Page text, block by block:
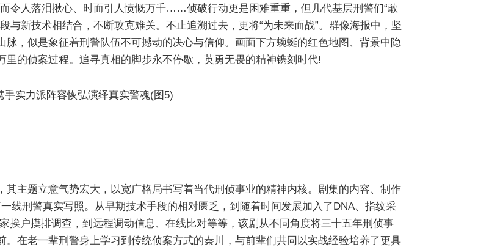
令人落泪揪心、时而引人愤慨万千……侦破行动更是困难重重，但几代基层刑警们“敢
与新技术相结合，不断攻克难关。不止追溯过去，更将“为未来而战”。群像海报中，坚
，似是象征着刑警队伍不可撼动的决心与信仰。画面下方蜿蜒的红色地图、背景中隐
的侦案过程。追寻真相的脚步永不停歇，英勇无畏的精神镌刻时代!
其主题立意气势宏大，以宽广格局书写着当代刑侦事业的精神内核。剧集的内容、制作
一线刑警真实写照。从早期技术手段的相对匮乏，到随着时间发展加入了DNA、指纹采
挨户摸排调查，到远程调动信息、在线比对等等，该剧从不同角度将三十五年刑侦事
在老一辈刑警身上学习到传统侦案方式的秦川，与前辈们共同以实战经验培养了更具